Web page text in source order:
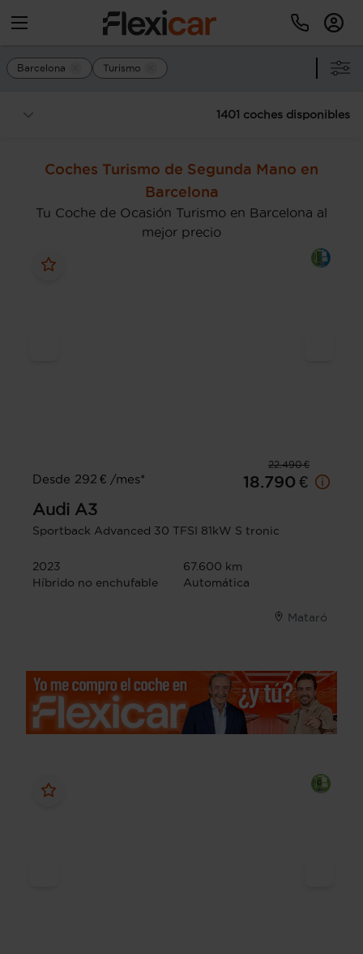
Barcelona Turismo
1401 coches disponibles
Coches Turismo de Segunda Mano en
Barcelona
Tu Coche de Ocasión Turismo en Barcelona al
mejor precio
22.490 €
Desde 292 € /mes*
18.790 €
Audi A3
Sportback Advanced 30 TFSI 81kW S tronic
2023
67.600 km
Híbrido no enchufable
Automática
Mataró